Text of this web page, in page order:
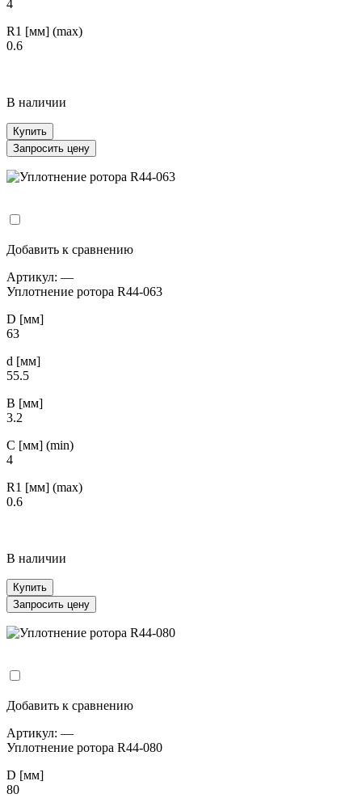
4
R1 [мм] (max)
0.6
В наличии
Купить
Запросить цену
Добавить к сравнению
Артикул: —
Уплотнение ротора R44-063
D [мм]
63
d [мм]
55.5
B [мм]
3.2
С [мм] (min)
4
R1 [мм] (max)
0.6
В наличии
Купить
Запросить цену
Добавить к сравнению
Артикул: —
Уплотнение ротора R44-080
D [мм]
80